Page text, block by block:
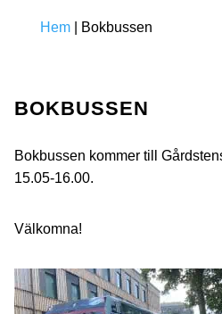
Hem Bokbussen
BOKBUSSEN
Bokbussen kommer till
15.05-16.00.
Välkomna!